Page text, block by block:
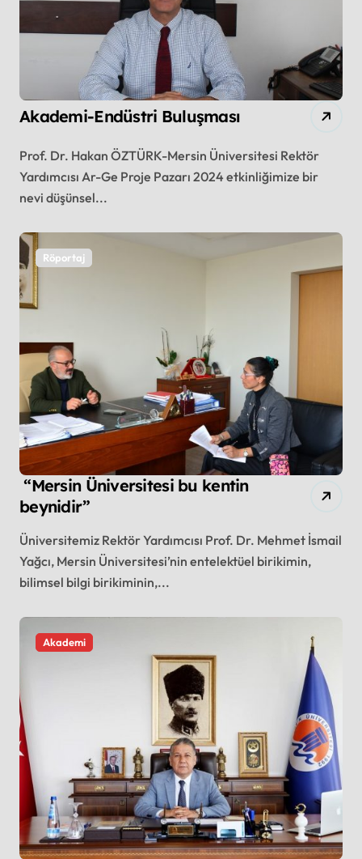
Akademi-Endüstri Buluşması
Prof. Dr. Hakan ÖZTÜRK-Mersin Üniversitesi Rektör
Yardımcısı Ar-Ge Proje Pazarı 2024 etkinliğimize bir
nevi düşünsel...
Röportaj
“Mersin Üniversitesi bu kentin
beynidir”
Üniversitemiz Rektör Yardımcısı Prof. Dr. Mehmet İsmail
Yağcı, Mersin Üniversitesi’nin entelektüel birikimin,
bilimsel bilgi birikiminin,...
Akademi